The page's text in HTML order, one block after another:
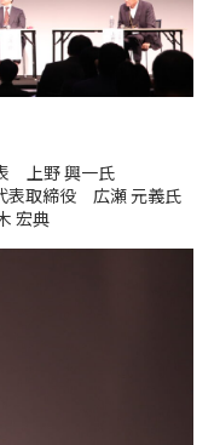
上野 興一氏
表取締役 広瀬 元義氏
宏典